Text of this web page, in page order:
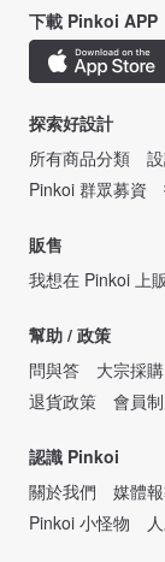
下載 Pinkoi APP
探索好設計
所有商品分類
Pinkoi 群眾募資
販售
我想在 Pinkoi 上
幫助 / 政策
問與答
大宗採購
退貨政策
會員
認識 Pinkoi
關於我們
媒體
Pinkoi 小怪物